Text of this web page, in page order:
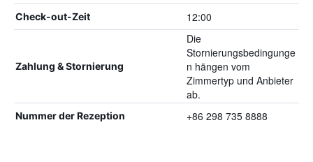
Check-out-Zeit 12:00
Zahlung & Stornierung
Die
Stornierungsbedingunge
n hängen vom
Zimmertyp und Anbieter
ab.
Nummer der Rezeption +86 298 735 8888